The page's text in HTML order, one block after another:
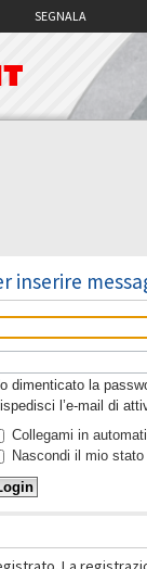
SEGNALA
inserire
dimenticato la
l’e-mail di
Collegami in
Nascondi il mio